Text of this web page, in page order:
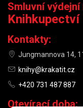
Smluvní výdejní
Kontakty:
Jungmannova 14,
knihy@krakatit.cz
+420 731 487 887
Otevírací doba: